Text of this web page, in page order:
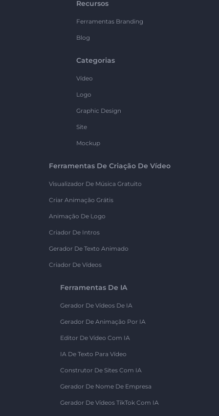
Recursos
Ferramentas Branding
Blog
Categorias
Vídeo
Logo
Graphic Design
Site
Mockup
Ferramentas De Criação De Vídeo
Visualizador De Música Gratuito
Criar Animação Grátis
Animação De Logo
Criador De Intros
Gerador De Texto Animado
Criador De Vídeos
Ferramentas De IA
Gerador De Vídeos De IA
Gerador De Animação Por IA
Editor De Vídeo Com IA
IA De Texto Para Vídeo
Construtor De Sites Com IA
Gerador De Nome De Empresa
Gerador De Vídeos TikTok Com IA